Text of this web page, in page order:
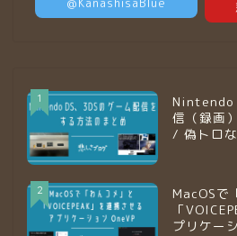
1
Nintendo
信（録画
/ 偽トロな
2
MacOSで
「
プリケー